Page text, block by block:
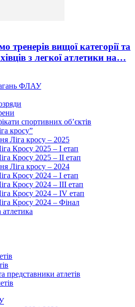
тренерів вищої категорії та
з легкої атлетики на…
ФЛАУ
спортивних об’єктів
кросу”
Ліга кросу – 2025
Кросу 2025 – I етап
Кросу 2025 – II етап
Ліга кросу – 2024
Кросу 2024 – I етап
Кросу 2024 – III етап
Кросу 2024 – IV етап
Кросу 2024 – Фінал
атлетика
представники атлетів